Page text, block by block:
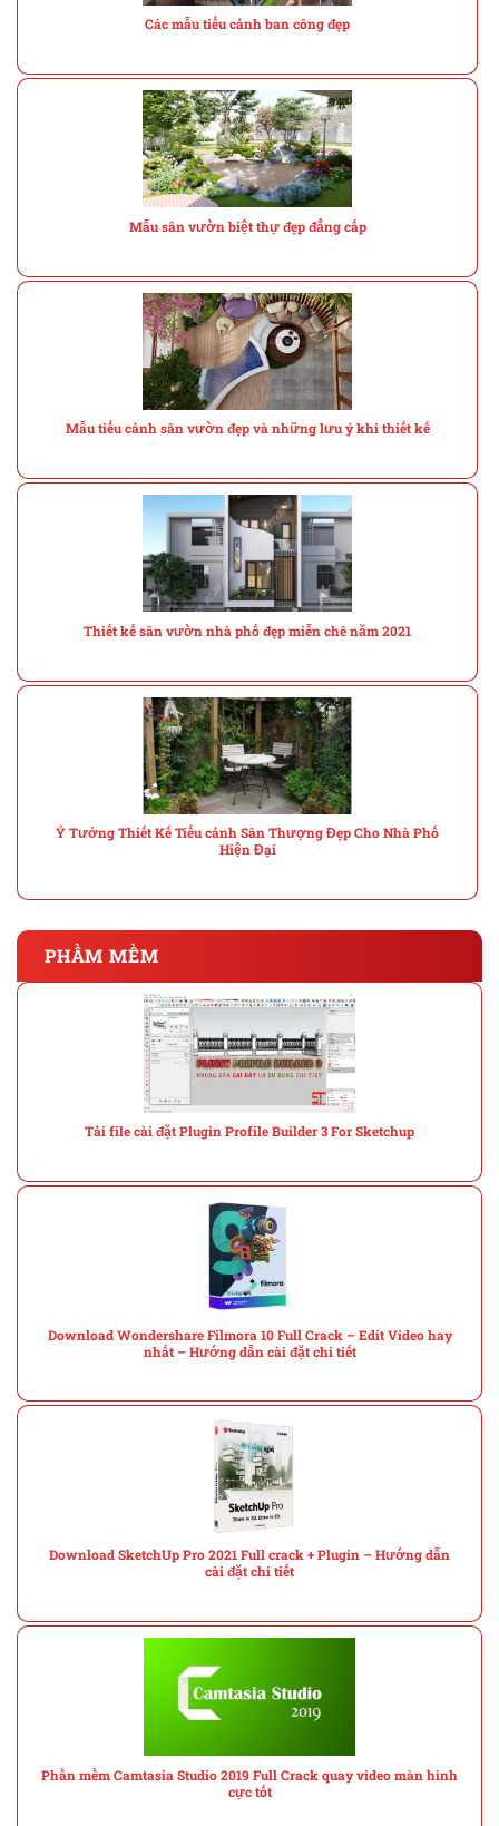
Các mẫu tiểu cảnh ban công đẹp
Mẫu sân vườn biệt thự đẹp đẳng cấp
Mẫu tiểu cảnh sân vườn đẹp và những lưu ý khi thiết kế
Thiết kế sân vườn nhà phố đẹp miễn chê năm 2021
Ý Tưởng Thiết Kế Tiểu cảnh Sân Thượng Đẹp Cho Nhà Phố
Hiện Đại
PHẦM MỀM
Tải file cài đặt Plugin Profile Builder 3 For Sketchup
Download Wondershare Filmora 10 Full Crack – Edit Video hay
nhất – Hướng dẫn cài đặt chi tiết
Download SketchUp Pro 2021 Full crack + Plugin – Hướng dẫn
cài đặt chi tiết
Phần mềm Camtasia Studio 2019 Full Crack quay video màn hình
cực tốt